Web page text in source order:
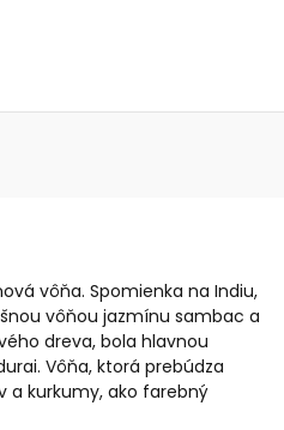
vôňa. Spomienka na Indiu,
vôňou jazmínu sambac a
dreva, bola hlavnou
Vôňa, ktorá prebúdza
a kurkumy, ako farebný